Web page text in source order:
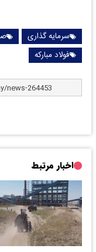
سرمایه گذاری
فولاد مبارکه
اخبار مرتبط